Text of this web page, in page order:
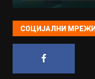
СОЦИЈАЛНИ МРЕЖИ